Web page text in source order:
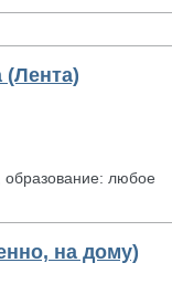
(Лента)
любое
на дому)